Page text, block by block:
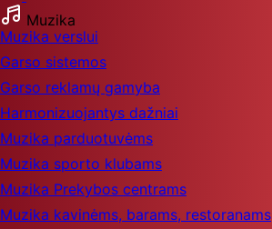
Muzika
Muzika verslui
Garso sistemos
Garso reklamų gamyba
Harmonizuojantys dažniai
Muzika parduotuvėms
Muzika sporto klubams
Muzika Prekybos centrams
Muzika kavinėms, barams, restoranams